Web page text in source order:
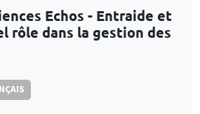
Echos - Entraide et
rôle dans la gestion des